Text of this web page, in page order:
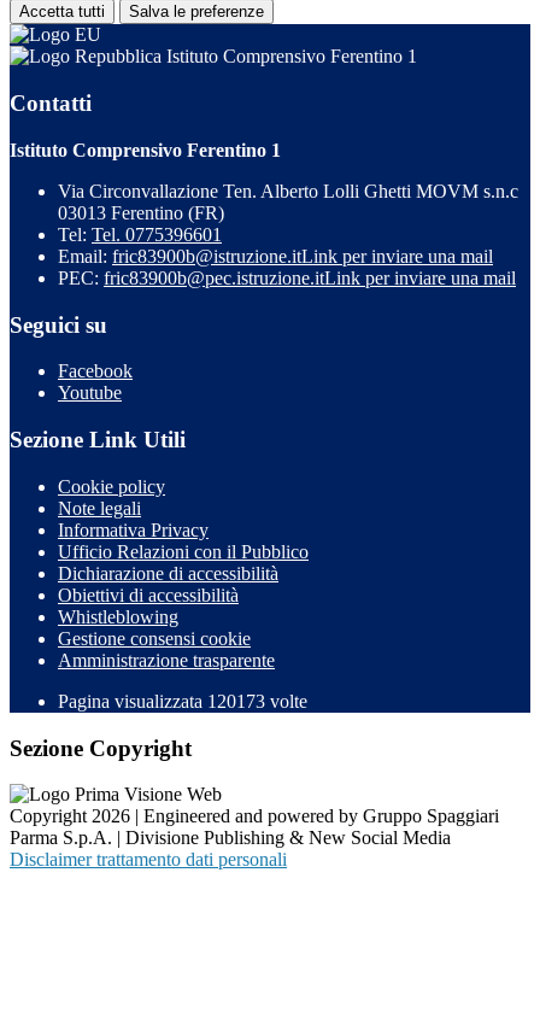
Accetta tutti Salva le preferenze
Istituto Comprensivo Ferentino 1
Contatti
Istituto Comprensivo Ferentino 1
Via Circonvallazione Ten. Alberto Lolli Ghetti MOVM s.n.c
03013 Ferentino (FR)
Tel: Tel. 0775396601
Email: fric83900b@istruzione.itLink per inviare una mail
PEC: fric83900b@pec.istruzione.itLink per inviare una mail
Seguici su
Facebook
Youtube
Sezione Link Utili
Cookie policy
Note legali
Informativa Privacy
Ufficio Relazioni con il Pubblico
Dichiarazione di accessibilità
Obiettivi di accessibilità
Whistleblowing
Gestione consensi cookie
Amministrazione trasparente
Pagina visualizzata 120173 volte
Sezione Copyright
Copyright 2026 | Engineered and powered by Gruppo Spaggiari
Parma S.p.A. | Divisione Publishing & New Social Media
Disclaimer trattamento dati personali